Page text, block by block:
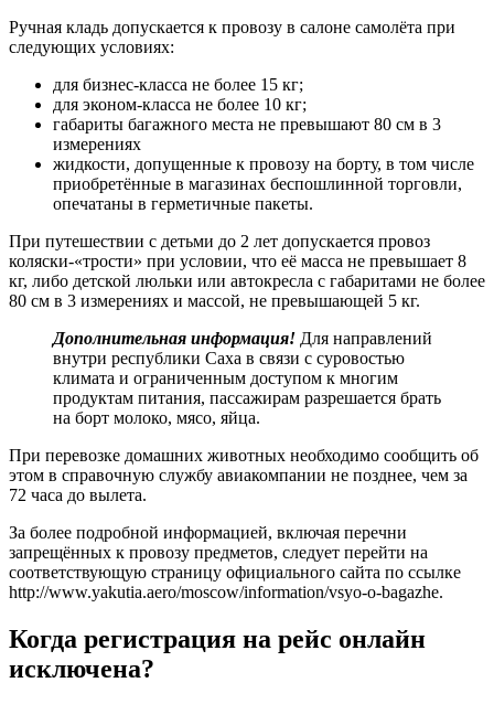
Ручная кладь допускается к провозу в салоне самолёта при
следующих условиях:
для бизнес-класса не более 15 кг;
для эконом-класса не более 10 кг;
габариты багажного места не превышают 80 см в 3
измерениях
жидкости, допущенные к провозу на борту, в том числе
приобретённые в магазинах беспошлинной торговли,
опечатаны в герметичные пакеты.
При путешествии с детьми до 2 лет допускается провоз
коляски-«трости» при условии, что её масса не превышает 8
кг, либо детской люльки или автокресла с габаритами не более
80 см в 3 измерениях и массой, не превышающей 5 кг.
Дополнительная информация! Для направлений
внутри республики Саха в связи с суровостью
климата и ограниченным доступом к многим
продуктам питания, пассажирам разрешается брать
на борт молоко, мясо, яйца.
При перевозке домашних животных необходимо сообщить об
этом в справочную службу авиакомпании не позднее, чем за
72 часа до вылета.
За более подробной информацией, включая перечни
запрещённых к провозу предметов, следует перейти на
соответствующую страницу официального сайта по ссылке
http://www.yakutia.aero/moscow/information/vsyo-o-bagazhe.
Когда регистрация на рейс онлайн
исключена?